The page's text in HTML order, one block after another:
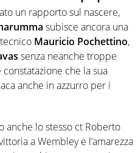
un rapporto sul nascere,
subisce ancora una
Mauricio Pochettino,
senza neanche troppe
che la sua
anche in azzurro per i
anche lo stesso ct Roberto
a Wembley e l’amarezza